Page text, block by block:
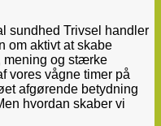
sundhed Trivsel handler
om aktivt at skabe
mening og stærke
vores vågne timer på
afgørende betydning
hvordan skaber vi